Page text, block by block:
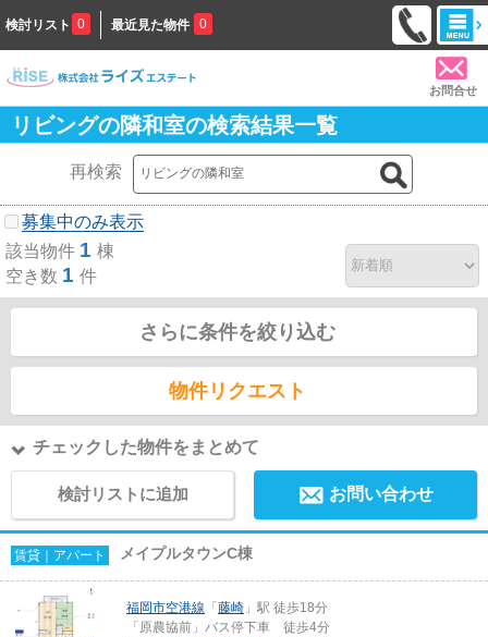
検討リスト 0 最近見た物件 0
お問合せ
リビングの隣和室の検索結果一覧
再検索
募集中のみ表示
該当物件 1 棟
空き数 1 件
さらに条件を絞り込む
物件リクエスト
チェックした物件をまとめて
検討リストに追加 お問い合わせ
賃貸｜アパート メイプルタウンC棟
福岡市空港線 「 藤崎 」駅 徒歩18分
「原農協前」バス停下車 徒歩4分